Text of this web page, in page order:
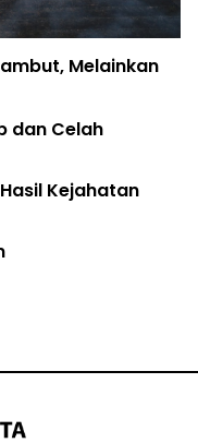
Melainkan
dan Celah
Kejahatan